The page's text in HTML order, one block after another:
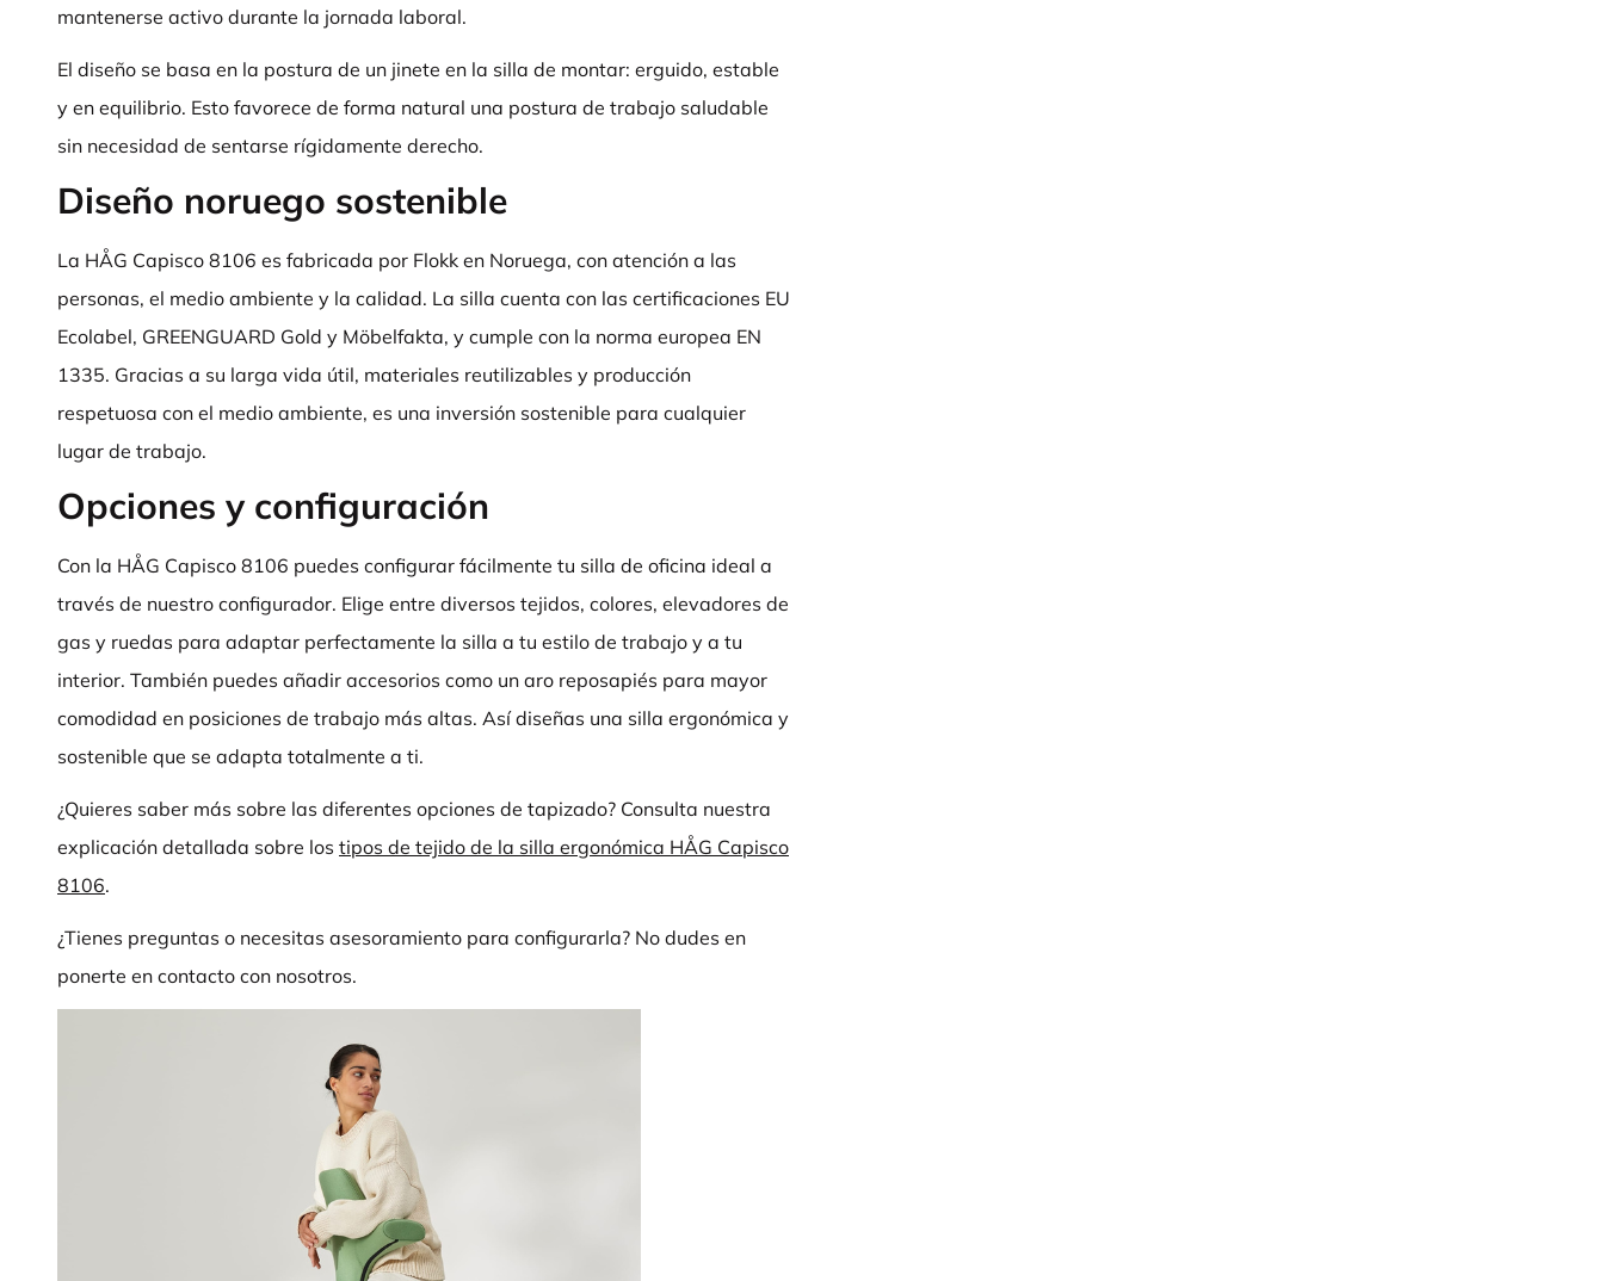
mantenerse activo durante la jornada laboral.
El diseño se basa en la postura de un jinete en la silla de montar: erguido, estable
y en equilibrio. Esto favorece de forma natural una postura de trabajo saludable
sin necesidad de sentarse rígidamente derecho.
Diseño noruego sostenible
La HÅG Capisco 8106 es fabricada por Flokk en Noruega, con atención a las
personas, el medio ambiente y la calidad. La silla cuenta con las certificaciones EU
Ecolabel, GREENGUARD Gold y Möbelfakta, y cumple con la norma europea EN
1335. Gracias a su larga vida útil, materiales reutilizables y producción
respetuosa con el medio ambiente, es una inversión sostenible para cualquier
lugar de trabajo.
Opciones y configuración
Con la HÅG Capisco 8106 puedes configurar fácilmente tu silla de oficina ideal a
través de nuestro configurador. Elige entre diversos tejidos, colores, elevadores de
gas y ruedas para adaptar perfectamente la silla a tu estilo de trabajo y a tu
interior. También puedes añadir accesorios como un aro reposapiés para mayor
comodidad en posiciones de trabajo más altas. Así diseñas una silla ergonómica y
sostenible que se adapta totalmente a ti.
¿Quieres saber más sobre las diferentes opciones de tapizado? Consulta nuestra
explicación detallada sobre los tipos de tejido de la silla ergonómica HÅG Capisco
8106.
¿Tienes preguntas o necesitas asesoramiento para configurarla? No dudes en
ponerte en contacto con nosotros.